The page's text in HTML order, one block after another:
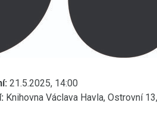
21.5.2025, 14:00
Knihovna Václava Havla, Ostrovní